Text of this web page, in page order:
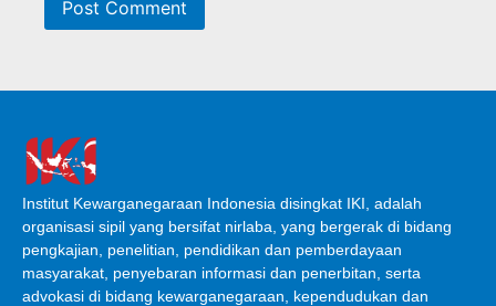
Institut Kewarganegaraan Indonesia disingkat IKI, adalah
organisasi sipil yang bersifat nirlaba, yang bergerak di bidang
pengkajian, penelitian, pendidikan dan pemberdayaan
masyarakat, penyebaran informasi dan penerbitan, serta
advokasi di bidang kewarganegaraan, kependudukan dan